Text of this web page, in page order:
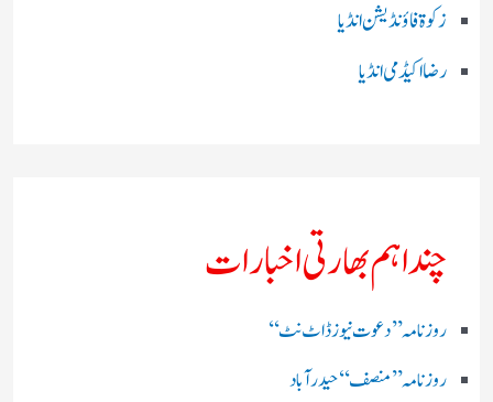
زکوۃ فاؤنڈیشن انڈیا
رضا اکیڈمی انڈیا
چند اہم بھارتی اخبارات
روز نامہ ’’ دعوت نیوز ڈاٹ نٹ‘‘
روزنامہ ’’ منصف‘‘ حیدر آباد